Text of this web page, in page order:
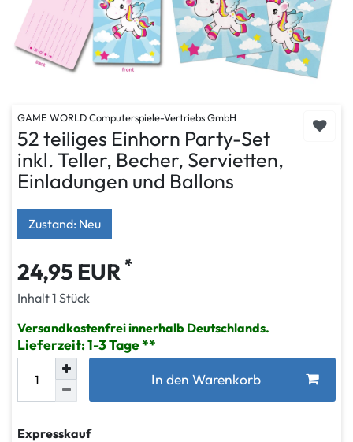
GAME WORLD Computerspiele-Vertriebs GmbH
52 teiliges Einhorn Party-Set
inkl. Teller, Becher, Servietten,
Einladungen und Ballons
Zustand: Neu
24,95 EUR *
Inhalt1 Stück
Versandkostenfrei innerhalb Deutschlands.
Lieferzeit: 1-3 Tage
In den Warenkorb
Expresskauf